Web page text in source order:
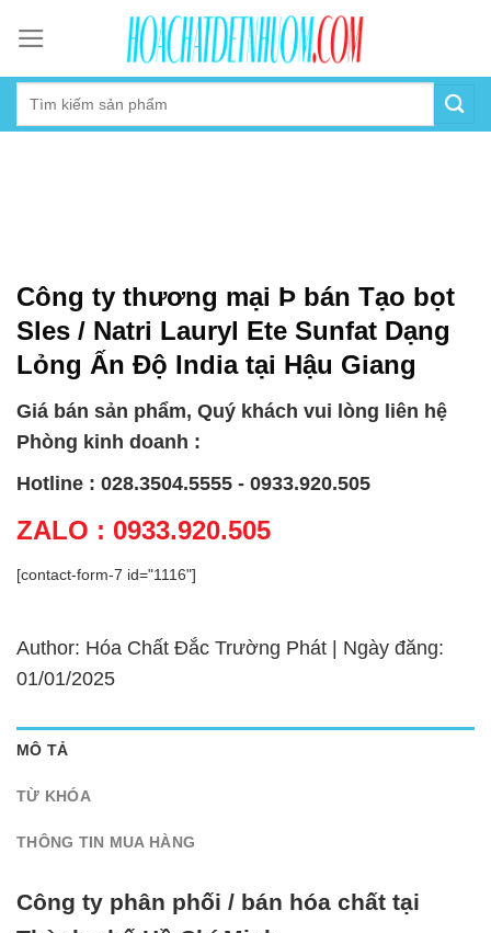
content
Công ty thương mại Þ bán Tạo bọt
Sles / Natri Lauryl Ete Sunfat Dạng
Lỏng Ấn Độ India tại Hậu Giang
Giá bán sản phẩm, Quý khách vui lòng liên hệ
Phòng kinh doanh :
Hotline : 028.3504.5555 - 0933.920.505
ZALO : 0933.920.505
[contact-form-7 id="1116"]
Author: Hóa Chất Đắc Trường Phát | Ngày đăng:
01/01/2025
MÔ TẢ
TỪ KHÓA
THÔNG TIN MUA HÀNG
Công ty phân phối / bán hóa chất tại